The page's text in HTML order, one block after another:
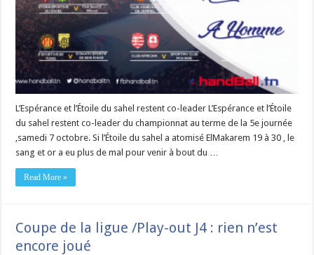
L’Espérance et l’Étoile du sahel restent co-leader L’Espérance et l’Étoile
du sahel restent co-leader du championnat au terme de la 5e journée
,samedi 7 octobre. Si l’Étoile du sahel a atomisé ElMakarem 19 à 30 , le
sang et or a eu plus de mal pour venir à bout du …
Read More »
Coupe de la ligue /Play-out J4 : rien n’est
encore joué